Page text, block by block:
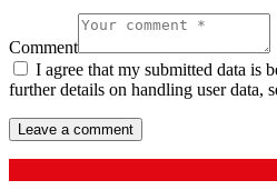
Comment
I agree that my submitted data is
further details on handling user data,